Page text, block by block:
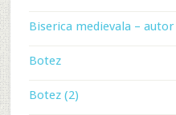
Biserica medievala –
Botez
Botez (2)